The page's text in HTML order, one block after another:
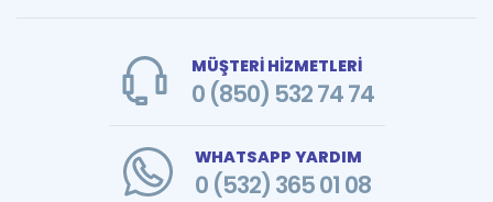
MÜŞTERİ HİZMETLERİ
0 (850) 532 74 74
WHATSAPP YARDIM
0 (532) 365 01 08